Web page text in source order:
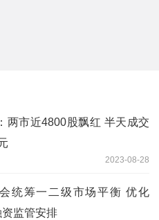
两市近4800股飘红 半天成交
2023-08-28
统筹一二级市场平衡 优化
资监管安排